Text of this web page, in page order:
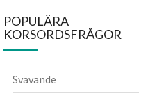
POPULÄRA
KORSORDSFRÅGOR
Svävande